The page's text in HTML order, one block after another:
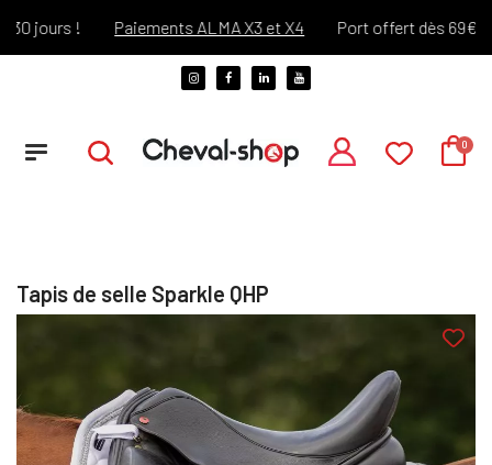
jours ! Paiements ALMA X3 et X4 Port offert dès 69€
Tapis de selle Sparkle QHP